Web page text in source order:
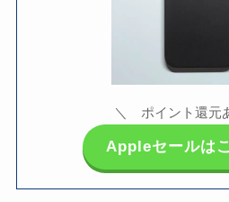
＼ ポイント還元
Appleセール